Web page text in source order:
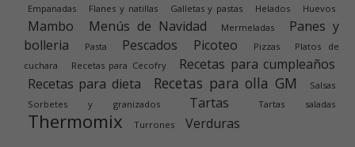
Empanadas Flanes y natillas Galletas y pastas Helados Huevos
Mambo Menús de Navidad Mermeladas
Panes y
bolleria
Pasta Pescados Picoteo Pizzas
Platos de
cuchara
Recetas para Cecofry
Recetas para cumpleaños
Recetas para dieta
Recetas para olla GM
Salsas
Sorbetes y granizados
Tartas Tartas saladas
Thermomix Turrones Verduras